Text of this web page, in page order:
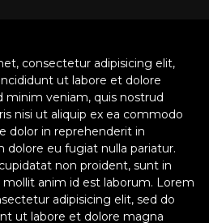
consectetur adipisicing elit,
ut labore et dolore
minim veniam, quis nostrud
nisi ut aliquip ex ea commodo
dolor in reprehenderit in
dolore eu fugiat nulla pariatur.
non proident, sunt in
anim id est laborum. Lorem
adipisicing elit, sed do
ut labore et dolore magna